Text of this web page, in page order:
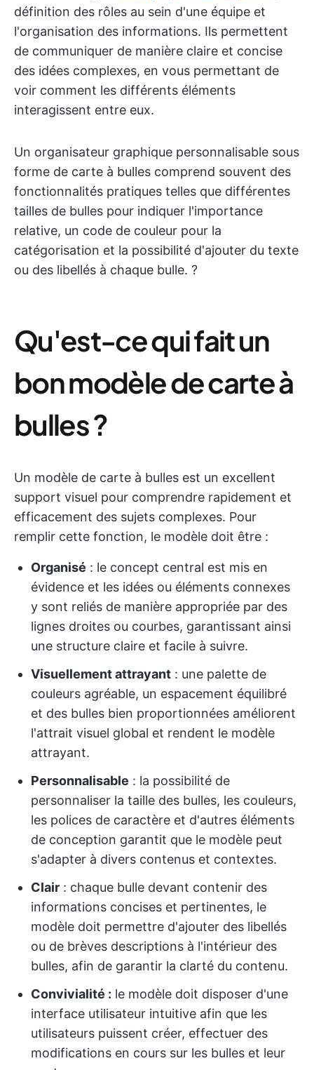
définition des rôles au sein d'une équipe et
l'organisation des informations. Ils permettent
de communiquer de manière claire et concise
des idées complexes, en vous permettant de
voir comment les différents éléments
interagissent entre eux.
Un organisateur graphique personnalisable sous
forme de carte à bulles comprend souvent des
fonctionnalités pratiques telles que différentes
tailles de bulles pour indiquer l'importance
relative, un code de couleur pour la
catégorisation et la possibilité d'ajouter du texte
ou des libellés à chaque bulle. ?
Qu'est-ce qui fait un
bon modèle de carte à
bulles ?
Un modèle de carte à bulles est un excellent
support visuel pour comprendre rapidement et
efficacement des sujets complexes. Pour
remplir cette fonction, le modèle doit être :
Organisé : le concept central est mis en
évidence et les idées ou éléments connexes
y sont reliés de manière appropriée par des
lignes droites ou courbes, garantissant ainsi
une structure claire et facile à suivre.
Visuellement attrayant : une palette de
couleurs agréable, un espacement équilibré
et des bulles bien proportionnées améliorent
l'attrait visuel global et rendent le modèle
attrayant.
Personnalisable : la possibilité de
personnaliser la taille des bulles, les couleurs,
les polices de caractère et d'autres éléments
de conception garantit que le modèle peut
s'adapter à divers contenus et contextes.
Clair : chaque bulle devant contenir des
informations concises et pertinentes, le
modèle doit permettre d'ajouter des libellés
ou de brèves descriptions à l'intérieur des
bulles, afin de garantir la clarté du contenu.
Convivialité : le modèle doit disposer d'une
interface utilisateur intuitive afin que les
utilisateurs puissent créer, effectuer des
modifications en cours sur les bulles et leur